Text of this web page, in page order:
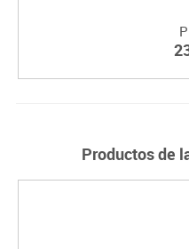
Productos de